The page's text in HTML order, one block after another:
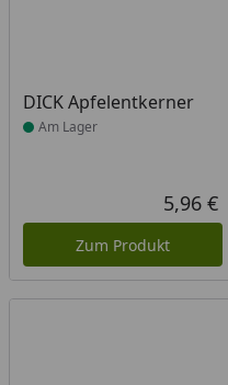
DICK Apfelentkerner
Produkt am Lager
Am Lager
5,96 €
Zum Produkt